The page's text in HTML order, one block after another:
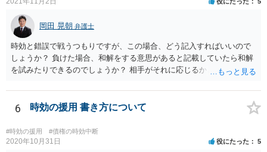
岡田 晃朝 弁護士
時効と錯誤で戦うつもりですが、この場合、どう記入すればいいので
しょうか？ 負けた場合、和解をする意思があると記載していたら和解
を試みたりできるのでしょうか？ 相手がそれに応じるかという問題は
誤だけをあらそい、形成がまずくなってから和解の話も出来ますが、
そのタイミングなどご本人のみでの訴訟では測りにくいのではないで
6 時効の援用 書き方について
#時効の援用 #債権の時効中断
2020年10月31日 役にたった 5